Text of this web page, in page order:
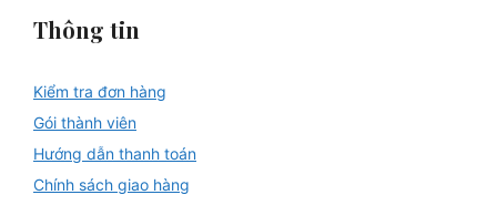
Thông tin
Kiểm tra đơn hàng
Gói thành viên
Hướng dẫn thanh toán
Chính sách giao hàng